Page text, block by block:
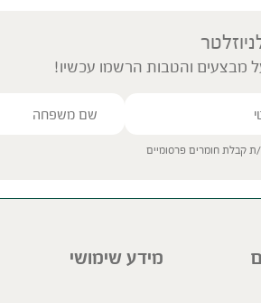
מבצעים והטבות הרשמו עכשיו!
קבלת חומרים פרסומיים
מידע שימושי